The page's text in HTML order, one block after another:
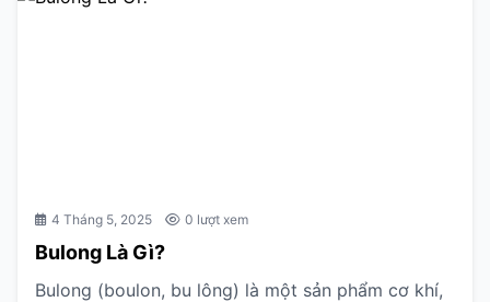
4 Tháng 5, 2025 0 lượt xem
Bulong Là Gì?
Bulong (boulon, bu lông) là một sản phẩm cơ khí,